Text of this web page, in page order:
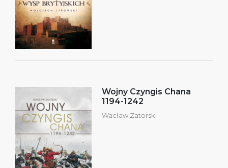
Wojny Czyngis Chana
1194-1242
Wacław Zatorski